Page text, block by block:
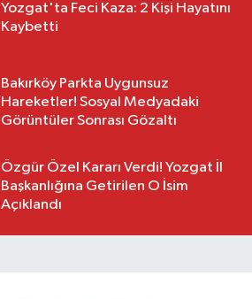
Yozgat'ta Feci Kaza: 2 Kişi Hayatını
Kaybetti
Bakırköy Parkta Uygunsuz
Hareketler! Sosyal Medyadaki
Görüntüler Sonrası Gözaltı
Özgür Özel Kararı Verdi! Yozgat İl
Başkanlığına Getirilen O İsim
Açıklandı